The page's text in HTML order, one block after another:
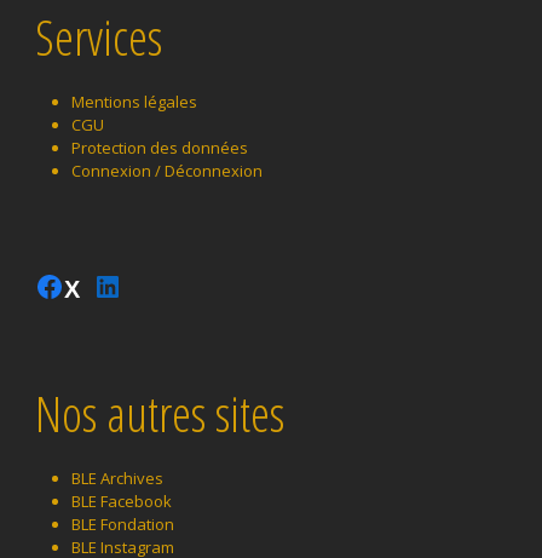
Services
Mentions légales
CGU
Protection des données
Connexion / Déconnexion
Facebook Twitter LinkedIn
Nos autres sites
BLE Archives
BLE Facebook
BLE Fondation
BLE Instagram